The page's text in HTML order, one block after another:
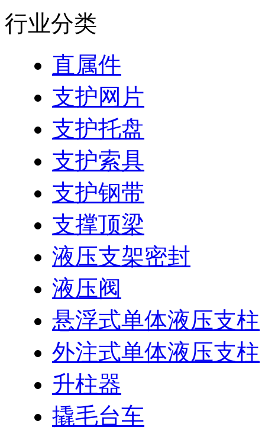
行业分类
直属件
支护网片
支护托盘
支护索具
支护钢带
支撑顶梁
液压支架密封
液压阀
悬浮式单体液压支柱
外注式单体液压支柱
升柱器
撬毛台车